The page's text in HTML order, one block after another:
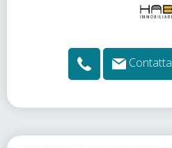
Contatta